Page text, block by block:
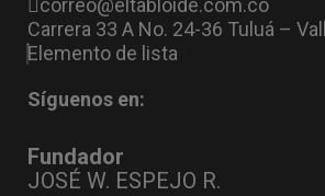
Carrera 33 A No. 24-36 Tuluá –
Elemento de lista
Síguenos en:
Fundador
JOSÉ W. ESPEJO R.